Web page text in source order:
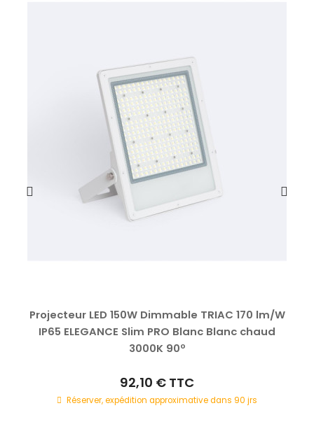
Projecteur LED 150W Dimmable TRIAC 170 lm/W
IP65 ELEGANCE Slim PRO Blanc Blanc chaud
3000K 90º
92,10 € TTC
Réserver, expédition approximative dans 90 jrs